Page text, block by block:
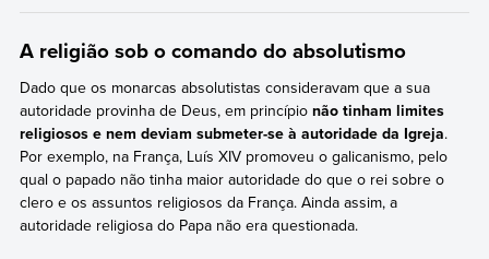
A religião sob o comando do absolutismo
Dado que os monarcas absolutistas consideravam que a sua
autoridade provinha de Deus, em princípio não tinham limites
religiosos e nem deviam submeter-se à autoridade da Igreja.
Por exemplo, na França, Luís XIV promoveu o galicanismo, pelo
qual o papado não tinha maior autoridade do que o rei sobre o
clero e os assuntos religiosos da França. Ainda assim, a
autoridade religiosa do Papa não era questionada.